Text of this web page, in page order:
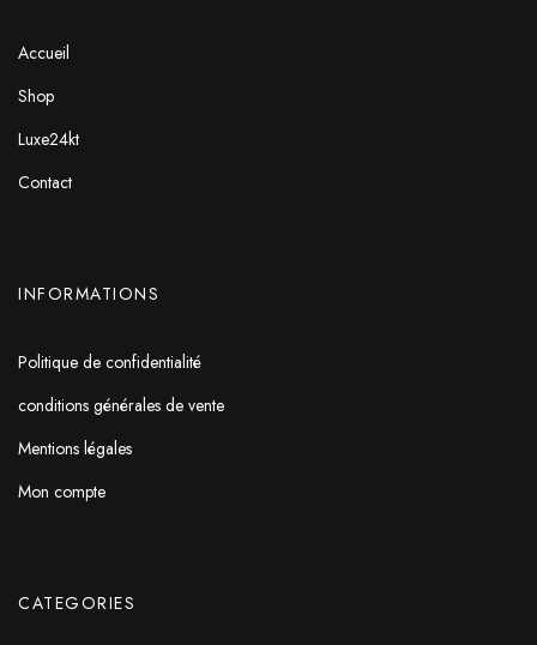
Accueil
Shop
Luxe24kt
Contact
INFORMATIONS
Politique de confidentialité
conditions générales de vente
Mentions légales
Mon compte
CATEGORIES